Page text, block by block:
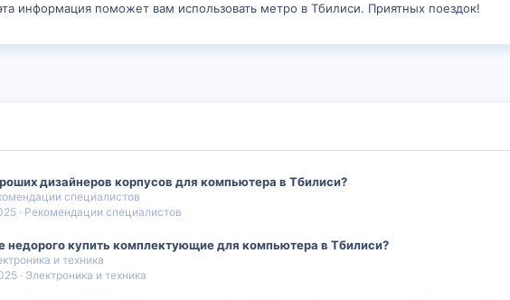
информация поможет вам использовать метро в Тбилиси. Приятных поездок!
дизайнеров корпусов для компьютера в Тбилиси?
специалистов
Рекомендации специалистов
недорого купить комплектующие для компьютера в Тбилиси?
и техника
Электроника и техника